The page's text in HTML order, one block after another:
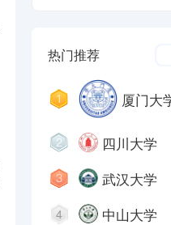
热门推荐
厦门大
四川大学
武汉大学
4 中山大学